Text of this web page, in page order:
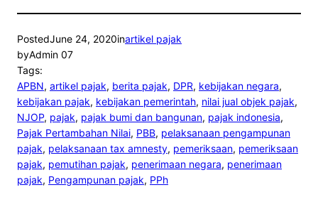
PostedJune 24, 2020inartikel pajak
byAdmin 07
Tags:
APBN, artikel pajak, berita pajak, DPR, kebijakan negara
kebijakan pajak, kebijakan pemerintah, nilai jual objek pajak
NJOP, pajak, pajak bumi dan bangunan, pajak indonesia
Pajak Pertambahan Nilai, PBB, pelaksanaan pengampunan
pajak, pelaksanaan tax amnesty, pemeriksaan, pemeriksaan
pajak, pemutihan pajak, penerimaan negara, penerimaan
pajak, Pengampunan pajak, PPh